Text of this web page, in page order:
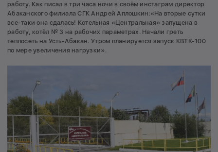
работу. Как писал в три часа ночи в своём инстаграм директор
Абаканского филиала СГК Андрей Аплошкин:«На вторые сутки
все-таки она сдалась! Котельная «Центральная» запущена в
работу, котёл № 3 на рабочих параметрах. Начали греть
теплосеть на Усть-Абакан. Утром планируется запуск КВТК-100
по мере увеличения нагрузки».